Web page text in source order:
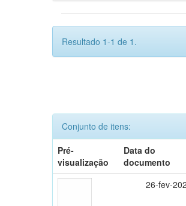
Resultado 1-1 de 1.
Conjunto de itens:
Pré-
visualização
Data do
documento
26-fev-